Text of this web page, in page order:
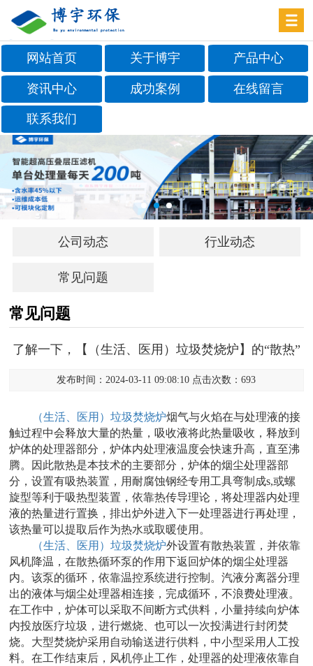
网站首页 关于博宇 产品中心
资讯中心 成功案例 在线留言
联系我们
公司动态 行业动态
常见问题
常见问题
了解一下，【（生活、医用）垃圾焚烧炉】的“散热”
发布时间：2024-03-11 09:08:10 点击次数：693
（生活、医用）垃圾焚烧炉烟气与火焰在与处理液的接
触过程中会释放大量的热量，吸收液将此热量吸收，释放到
炉体的处理器部分，炉体内处理液温度会快速升高，直至沸
腾。因此散热是本技术的主要部分，炉体的烟尘处理器部
分，设置有吸热装置，用耐腐蚀钢经专用工具弯制成s,或螺
旋型等利于吸热型装置，依靠热传导理论，将处理器内处理
液的热量进行置换，排出炉外进入下一处理器进行再处理，
该热量可以提取后作为热水或取暖使用。
（生活、医用）垃圾焚烧炉外设置有散热装置，并依靠
风机降温，在散热循环泵的作用下返回炉体的烟尘处理器
内。该泵的循环，依靠温控系统进行控制。汽液分离器分理
出的液体与烟尘处理器相连接，完成循环，不浪费处理液。
在工作中，炉体可以采取不间断方式供料，小量持续向炉体
内投放医疗垃圾，进行燃烧、也可以一次投满进行封闭焚
烧。大型焚烧炉采用自动输送进行供料，中小型采用人工投
料。在工作结束后，风机停止工作，处理器的处理液依靠自